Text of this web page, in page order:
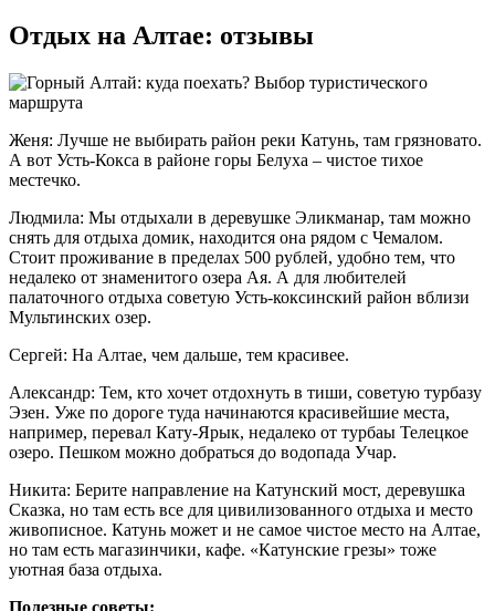
Отдых на Алтае: отзывы
Женя: Лучше не выбирать район реки Катунь, там грязновато.
А вот Усть-Кокса в районе горы Белуха – чистое тихое
местечко.
Людмила: Мы отдыхали в деревушке Эликманар, там можно
снять для отдыха домик, находится она рядом с Чемалом.
Стоит проживание в пределах 500 рублей, удобно тем, что
недалеко от знаменитого озера Ая. А для любителей
палаточного отдыха советую Усть-коксинский район вблизи
Мультинских озер.
Сергей: На Алтае, чем дальше, тем красивее.
Александр: Тем, кто хочет отдохнуть в тиши, советую турбазу
Эзен. Уже по дороге туда начинаются красивейшие места,
например, перевал Кату-Ярык, недалеко от турбаы Телецкое
озеро. Пешком можно добраться до водопада Учар.
Никита: Берите направление на Катунский мост, деревушка
Сказка, но там есть все для цивилизованного отдыха и место
живописное. Катунь может и не самое чистое место на Алтае,
но там есть магазинчики, кафе. «Катунские грезы» тоже
уютная база отдыха.
Полезные советы: